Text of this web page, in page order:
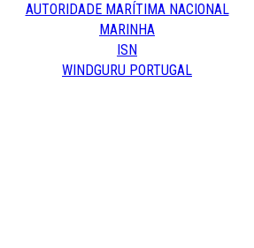
AUTORIDADE MARÍTIMA NACIONAL
MARINHA
ISN
WINDGURU PORTUGAL